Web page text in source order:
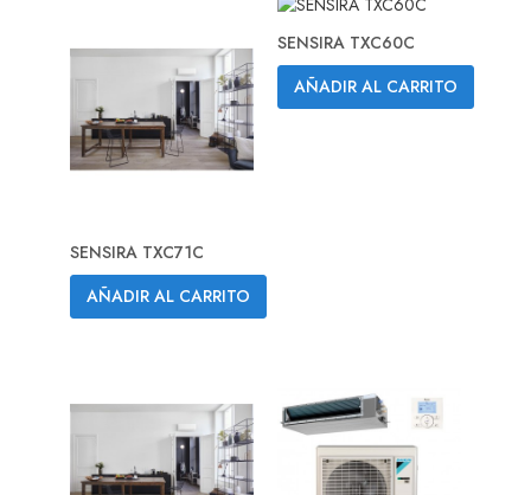
SENSIRA TXC71C
AÑADIR AL CARRITO
SENSIRA TXC60C
AÑADIR AL CARRITO